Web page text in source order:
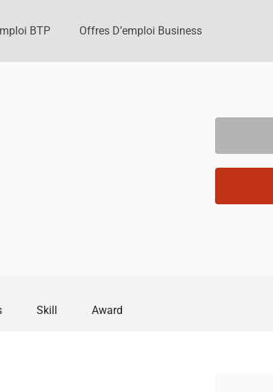
BTP Offres D’emploi Business
Skill Award